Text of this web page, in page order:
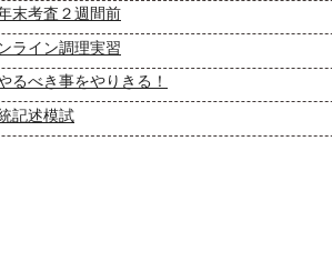
末考査２週間前
ライン調理実習
るべき事をやりきる！
記述模試